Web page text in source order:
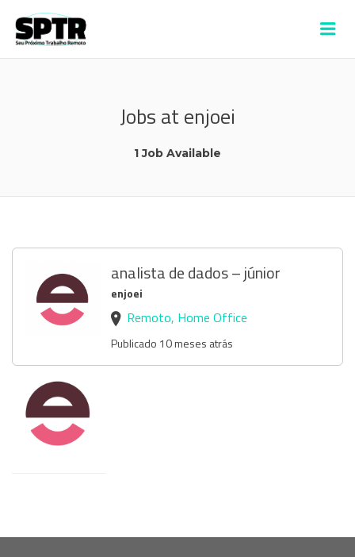
Jobs at enjoei
1 Job Available
analista de dados – júnior
enjoei
Remoto, Home Office
Publicado 10 meses atrás